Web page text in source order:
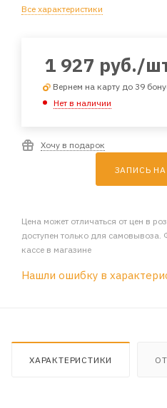
Все характеристики
1 927 руб./
Вернем на карту до 39
Нет в наличии
Хочу в подарок
ЗАПИСЬ
Цена может отличаться от цен в
доступен только для самовывоза.
кассе в магазине
Нашли ошибку в
ХАРАКТЕРИСТИКИ